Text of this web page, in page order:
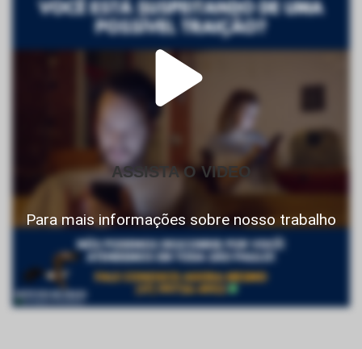
ASSISTA O VIDEO
Para mais informações sobre nosso trabalho